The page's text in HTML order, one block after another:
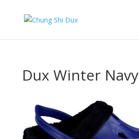
Dux Winter Navy